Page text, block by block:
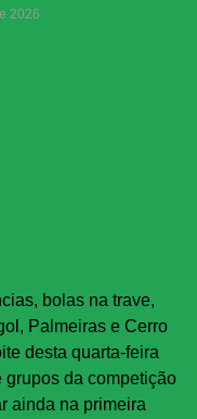
2026
bolas na trave,
Palmeiras e Cerro
desta quarta‑feira
grupos da competição
ainda na primeira